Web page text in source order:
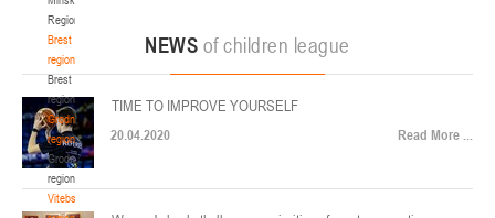
Region
Brest
region
Brest
region
Grodno
region
Grodno
region
Vitebsk
ул. Ленинградская, 4
Минск
Финал четырех – юноши 2014-2015 гг.р., Дивизион 2, 22-24 апреля 2026 г., г.
Минск, ул. Стадионная, 3
NEWS of children league
TIME TO IMPROVE YOURSELF
20.04.2020 Read More ...